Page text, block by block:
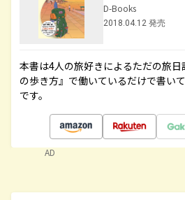
D-Books
2018.04.12 発売
本書は4人の旅好きによるただの旅
の歩き方』で働いているだけで書い
です。
AD